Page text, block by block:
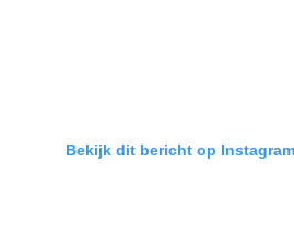
Bekijk dit bericht op Instagram